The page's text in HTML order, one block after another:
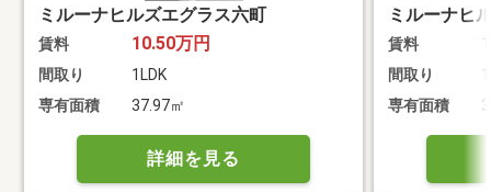
ミルーナヒルズエグラス六町
賃料 10.50万円
間取り
1LDK
専有面積
37.97㎡
詳細を見る
ミルーナヒ
賃料
間取り
専有面積